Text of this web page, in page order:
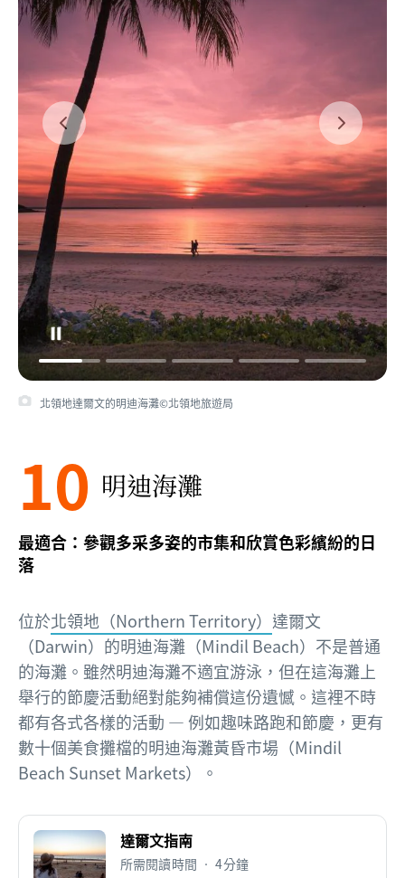
北領地達爾文的明迪海灘©北領地旅遊局
10 明迪海灘
最適合：參觀多采多姿的市集和欣賞色彩繽紛的日
落
位於北領地（Northern Territory） 達爾文
（Darwin）的明迪海灘（Mindil Beach）不是普通
的海灘。雖然明迪海灘不適宜游泳，但在這海灘上
舉行的節慶活動絕對能夠補償這份遺憾。這裡不時
都有各式各樣的活動 — 例如趣味路跑和節慶，更有
數十個美食攤檔的明迪海灘黃昏市場（Mindil
Beach Sunset Markets）。
達爾文指南
所需閱讀時間 • 4分鐘